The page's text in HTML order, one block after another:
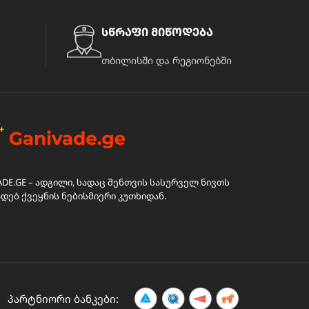
სწრაფი მიწოდება
თბილისში და რეგიონებში
– ადგილი, სადაც შენთვის სასურველ ნივთს
ქვეყნის ნებისმიერი კუთხიდან.
პარტნიორი ბანკები: